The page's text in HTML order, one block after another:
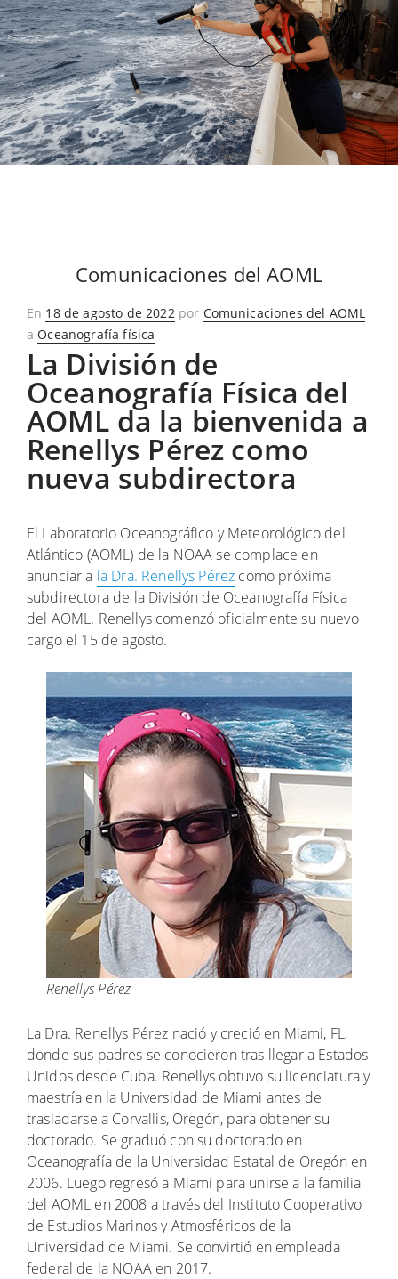
Comunicaciones del AOML
En Publicado
en
18 de agosto de 2022 por Comunicaciones del AOML
aOceanografía física
La División de
Oceanografía Física del
AOML da la bienvenida a
Renellys Pérez como
nueva subdirectora
El Laboratorio Oceanográfico y Meteorológico del
Atlántico (AOML) de la NOAA se complace en
anunciar a la Dra. Renellys Pérez como próxima
subdirectora de la División de Oceanografía Física
del AOML. Renellys comenzó oficialmente su nuevo
cargo el 15 de agosto.
Renellys Pérez
La Dra. Renellys Pérez nació y creció en Miami, FL,
donde sus padres se conocieron tras llegar a Estados
Unidos desde Cuba. Renellys obtuvo su licenciatura y
maestría en la Universidad de Miami antes de
trasladarse a Corvallis, Oregón, para obtener su
doctorado. Se graduó con su doctorado en
Oceanografía de la Universidad Estatal de Oregón en
2006. Luego regresó a Miami para unirse a la familia
del AOML en 2008 a través del Instituto Cooperativo
de Estudios Marinos y Atmosféricos de la
Universidad de Miami. Se convirtió en empleada
federal de la NOAA en 2017.